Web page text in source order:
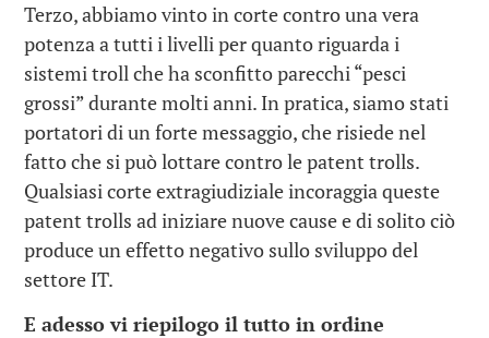
Terzo, abbiamo vinto in corte contro una vera
potenza a tutti i livelli per quanto riguarda i
sistemi troll che ha sconfitto parecchi “pesci
grossi” durante molti anni. In pratica, siamo stati
portatori di un forte messaggio, che risiede nel
fatto che si può lottare contro le patent trolls.
Qualsiasi corte extragiudiziale incoraggia queste
patent trolls ad iniziare nuove cause e di solito ciò
produce un effetto negativo sullo sviluppo del
settore IT.
E adesso vi riepilogo il tutto in ordine